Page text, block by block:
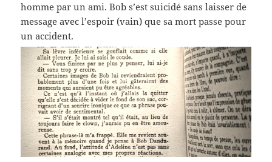
homme par un ami. Bob s’est suicidé sans laisser de
message avec l’espoir (vain) que sa mort passe pour
un accident.